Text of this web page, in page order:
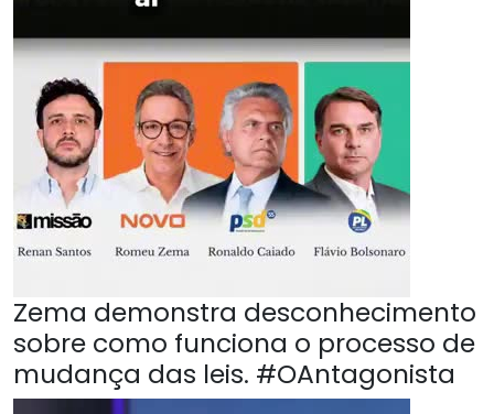
Zema demonstra desconhecimento
sobre como funciona o processo de
mudança das leis. #OAntagonista